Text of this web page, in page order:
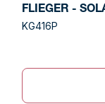
FLIEGER -
KG416P